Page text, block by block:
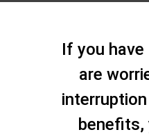
If you have
are
benefits,